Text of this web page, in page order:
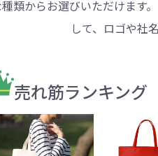
除・洗濯用品
ェットティッシュ
ォトフレーム
ッチンツール
ポンジ・ペーパー・ク
災グッズ
入浴剤
健康グッズ
スク
石鹸・洗剤
ちわ・扇子・ファン
き・ぬりえイベントセ
手作
春のノベルティ
環
エココレ（おしゃれなエコグ
類からお選びいただけます
して、ロゴや社
売れ筋ランキング